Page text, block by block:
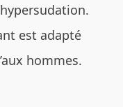
est adapté
hommes.